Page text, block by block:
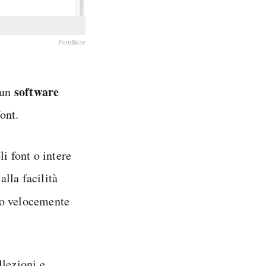
FontBase
software
font o intere
facilità
velocemente